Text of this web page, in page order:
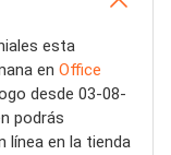
esta
en Office
desde 03-08-
podrás
en la tienda